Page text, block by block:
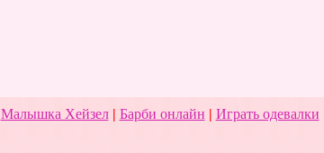
Малышка Хейзел| Барби онлайн | Играть одевалки